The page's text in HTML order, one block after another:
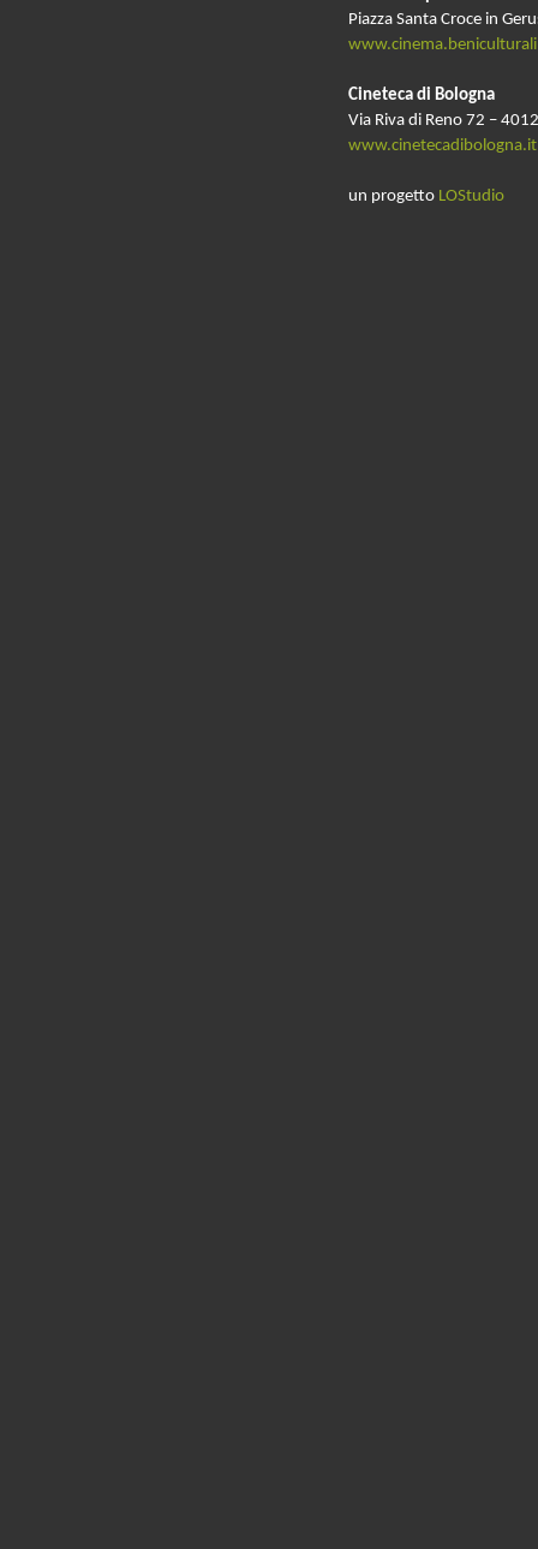
Piazza Santa Croce in
Cineteca di Bologna
Via Riva di Reno 72 –
www.cinetecadibologna.it
un progetto LOStudio